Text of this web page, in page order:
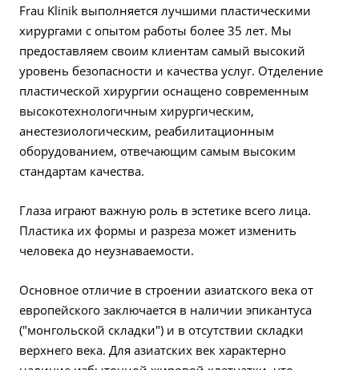
Frau Klinik выполняется лучшими пластическими
хирургами с опытом работы более 35 лет. Мы
предоставляем своим клиентам самый высокий
уровень безопасности и качества услуг. Отделение
пластической хирургии оснащено современным
высокотехнологичным хирургическим,
анестезиологическим, реабилитационным
оборудованием, отвечающим самым высоким
стандартам качества.
Глаза играют важную роль в эстетике всего лица.
Пластика их формы и разреза может изменить
человека до неузнаваемости.
Основное отличие в строении азиатского века от
европейского заключается в наличии эпикантуса
("монгольской складки") и в отсутствии складки
верхнего века. Для азиатских век характерно